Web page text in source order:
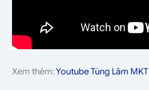
Xem thêm:Youtube Tùng Lâm MKT